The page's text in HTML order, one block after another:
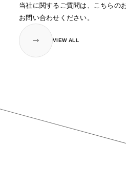
当社に関するご質問は、こちらの
お問い合わせください。
VIEW ALL